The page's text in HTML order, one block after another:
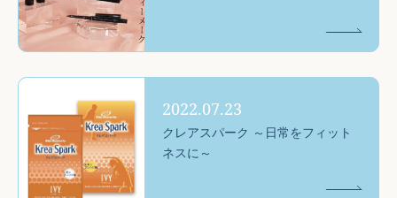
2022.07.23
クレアスパーク ～日常をフィット
ネスに～